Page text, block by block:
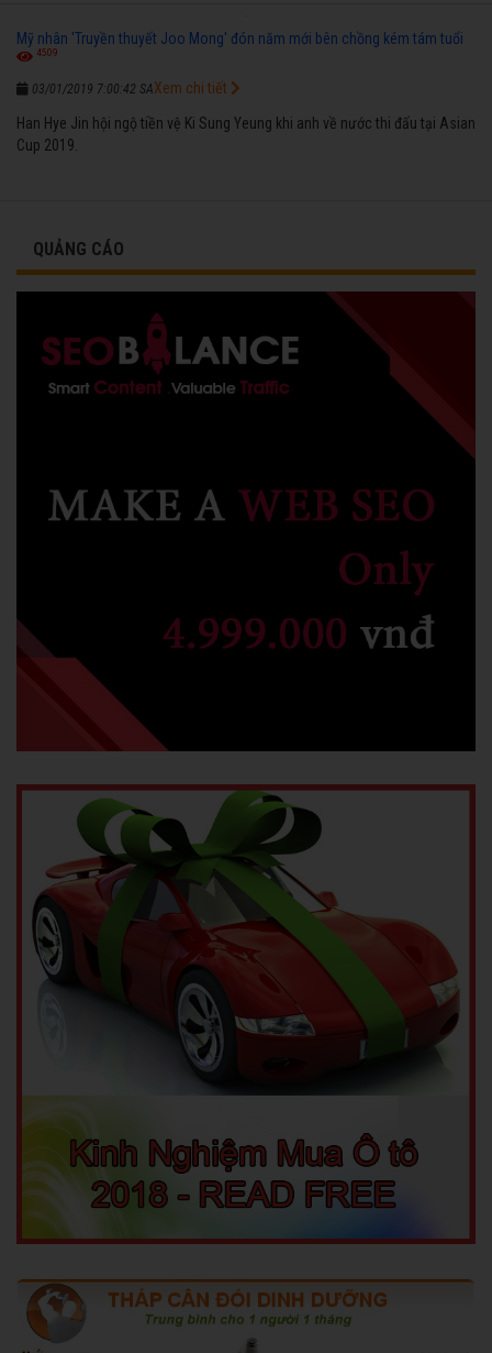
Mỹ nhân 'Truyền thuyết Joo Mong' đón năm mới bên chồng kém tám tuổi
4509
03/01/2019 7:00:42 SA
Han Hye Jin hội ngộ tiền vệ Ki Sung Yeung khi anh về nước thi đấu tại Asian
Cup 2019.
Xem chi tiết
QUẢNG CÁO